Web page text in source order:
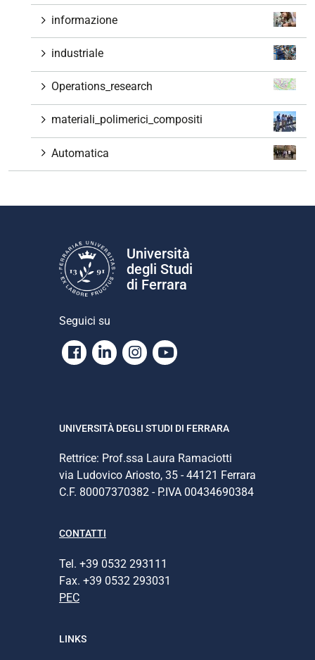
informazione
industriale
Operations_research
materiali_polimerici_compositi
Automatica
Università
degli Studi
di Ferrara
Seguici su
Facebook
LinkedinInstagram
Youtube
UNIVERSITÀ DEGLI STUDI DI FERRARA
Rettrice: Prof.ssa Laura Ramaciotti
via Ludovico Ariosto, 35 - 44121 Ferrara
C.F. 80007370382 - P.IVA 00434690384
CONTATTI
Tel. +39 0532 293111
Fax. +39 0532 293031
PEC
LINKS